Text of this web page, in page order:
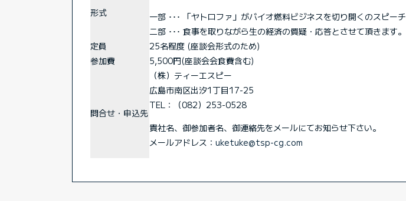
形式
一部 ･･･
「ヤトロファ」がバイオ燃料ビジネスを切り開くのスピーチ
二部 ･･･ 食事を取りながら生の経済の質疑・応答とさせて頂きます。
定員
25名程度 (座談会形式のため)
参加費
5,500円(座談会会食費含む)
問合せ・申込先
（株）ティーエスピー
広島市南区出汐1丁目17-25
TEL：（082）253-0528
貴社名、御参加者名、御連絡先をメールにてお知らせ下さい。
メールアドレス： uketuke@tsp-cg.com